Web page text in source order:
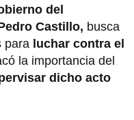
del
Castillo, busca
para luchar contra el
la importancia del
dicho acto